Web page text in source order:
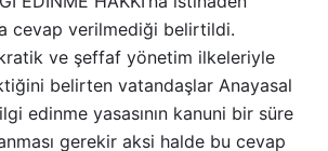
cevap verilmediği belirtildi.
ve şeffaf yönetim ilkeleriyle
belirten vatandaşlar Anayasal
edinme yasasının kanuni bir süre
gerekir aksi halde bu cevap